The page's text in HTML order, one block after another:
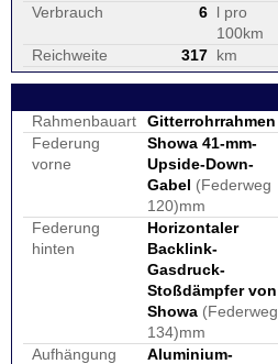
Verbrauch
6 l pro
100km
Reichweite
317 km
Rahmenbauart
Gitterrohrrahmen
Federung
vorne
Showa 41-mm-
Upside-Down-
Gabel (Federweg
120)mm
Federung
hinten
Horizontaler
Backlink-
Gasdruck-
Stoßdämpfer von
Showa (Federweg
134)mm
Aufhängung
Aluminium-